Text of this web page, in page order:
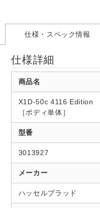
仕様・スペック情報
仕様詳細
商品名
X1D-50c 4116 Edition
［ボディ単体］
型番
3013927
メーカー
ハッセルブラッド